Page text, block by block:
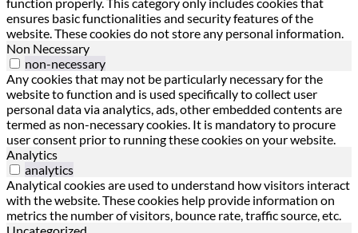
ensures basic functionalities and security features of the
website. These cookies do not store any personal information.
Non Necessary
non-necessary
Any cookies that may not be particularly necessary for the
website to function and is used specifically to collect user
personal data via analytics, ads, other embedded contents are
termed as non-necessary cookies. It is mandatory to procure
user consent prior to running these cookies on your website.
Analytics
analytics
Analytical cookies are used to understand how visitors interact
with the website. These cookies help provide information on
metrics the number of visitors, bounce rate, traffic source, etc.